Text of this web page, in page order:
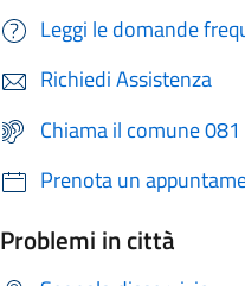
Leggi le domande
Richiedi Assistenza
Chiama il comune
Prenota un
Problemi in città